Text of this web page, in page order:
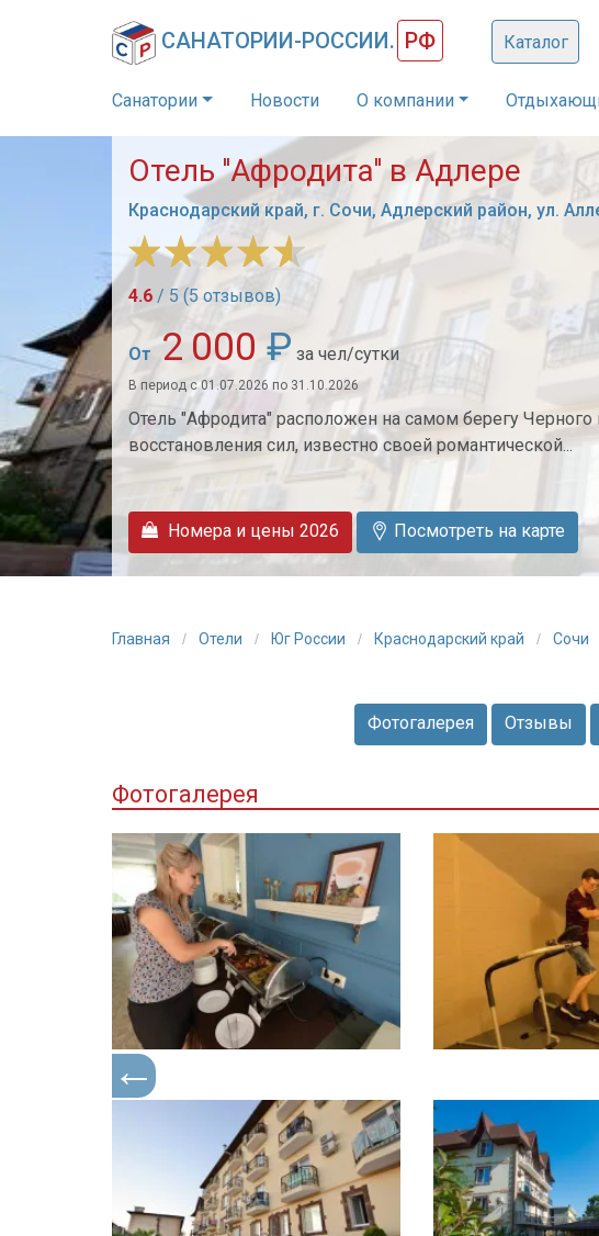
САНАТОРИИ-РОССИИ. РФ Каталог
Санатории Новости О компании
Отель ''Афродита'' в Адлере
Краснодарский край, г. Сочи, Адлерский район, ул.
4.6 / 5 (5 отзывов)
От 2 000 ₽ за чел/сутки
В период с 01.07.2026 по 31.10.2026
Отель "Афродита" расположен на самом берегу
восстановления сил, известно своей романтической...
Номера и цены 2026 Посмотреть на карте
Главная Отели Юг России Краснодарский край Сочи
Фотогалерея Отзывы
Фотогалерея